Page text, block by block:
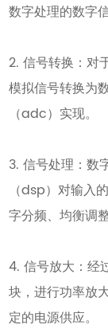
数字处理的数字信
2. 信号转换：对
模拟信号转换为
（adc）实现。
3. 信号处理：数
（dsp）对输入
字分频、均衡调
4. 信号放大：经
块，进行功率放
定的电源供应。